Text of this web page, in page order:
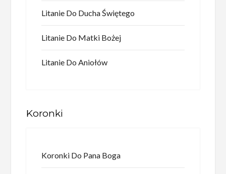
Litanie Do Ducha Świętego
Litanie Do Matki Bożej
Litanie Do Aniołów
Koronki
Koronki Do Pana Boga